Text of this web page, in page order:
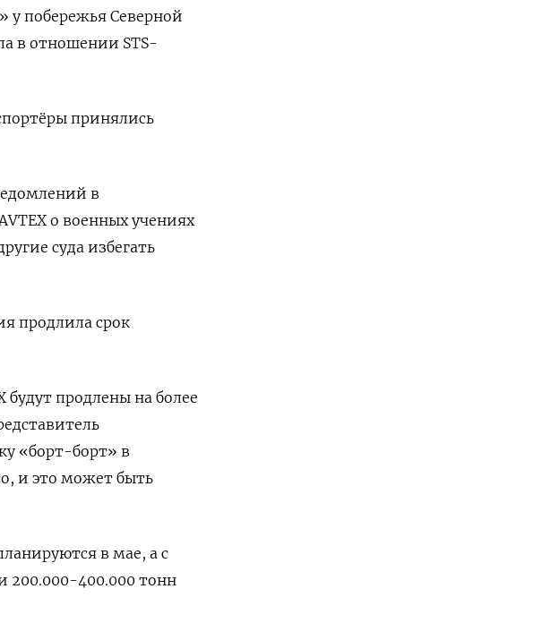
у побережья Северной
в отношении STS-
принялись
в
о военных учениях
суда избегать
продлила срок
будут продлены на более
«борт-борт» в
и это может быть
в мае, а с
200.000-400.000 тонн